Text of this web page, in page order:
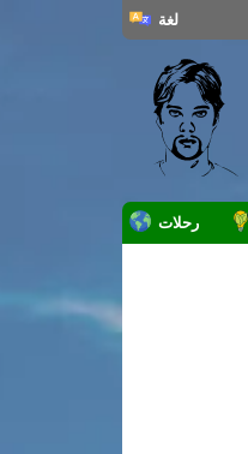
لغة
رحلات